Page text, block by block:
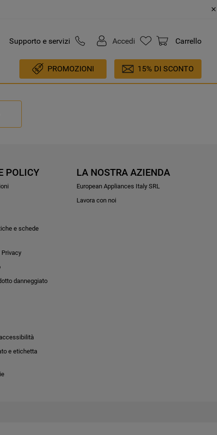
Supporto e servizi Accedi Carrello
PROMOZIONI 15% DI SCONTO
POLICY
e schede
danneggiato
e etichetta
LA NOSTRA AZIENDA
European Appliances Italy SRL
Lavora con noi